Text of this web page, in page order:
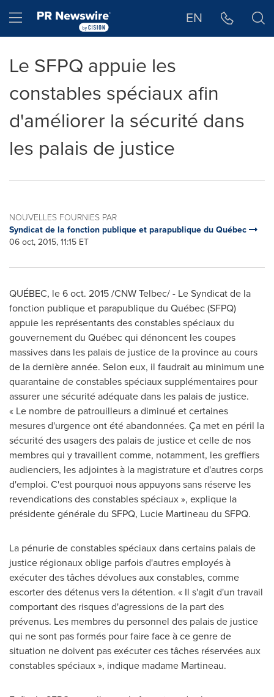
Hamburger menu EN
Le SFPQ appuie les
constables spéciaux afin
d'améliorer la sécurité dans
les palais de justice
NOUVELLES FOURNIES PAR
Syndicat de la fonction publique et parapublique du Québec
06 oct, 2015, 11:15 ET
QUÉBEC, le6 oct. 2015/CNW Telbec/ - Le Syndicat de la
fonction publique et parapublique du Québec (SFPQ)
appuie les représentants des constables spéciaux du
gouvernement du Québec qui dénoncent les coupes
massives dans les palais de justice de la province au cours
de la dernière année. Selon eux, il faudrait au minimum une
quarantaine de constables spéciaux supplémentaires pour
assurer une sécurité adéquate dans les palais de justice.
« Le nombre de patrouilleurs a diminué et certaines
mesures d'urgence ont été abandonnées. Ça met en péril la
sécurité des usagers des palais de justice et celle de nos
membres qui y travaillent comme, notamment, les greffiers
audienciers, les adjointes à la magistrature et d'autres corps
d'emploi. C'est pourquoi nous appuyons sans réserve les
revendications des constables spéciaux », explique la
présidente générale du SFPQ, Lucie Martineau du SFPQ.
La pénurie de constables spéciaux dans certains palais de
justice régionaux oblige parfois d'autres employés à
exécuter des tâches dévolues aux constables, comme
escorter des détenus vers la détention. « Il s'agit d'un travail
comportant des risques d'agressions de la part des
prévenus. Les membres du personnel des palais de justice
qui ne sont pas formés pour faire face à ce genre de
situation ne doivent pas exécuter ces tâches réservées aux
constables spéciaux », indique madame Martineau.